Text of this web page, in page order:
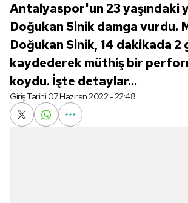
Antalyaspor'un 23 yaşındaki
Doğukan Sinik damga vurdu.
Doğukan Sinik, 14 dakikada 2
kaydederek müthiş bir
koydu. İşte detaylar...
Giriş Tarihi:07 Haziran 2022 - 22:48